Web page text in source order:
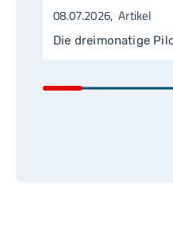
08.07.2026 Artikel
Die dreimonatige